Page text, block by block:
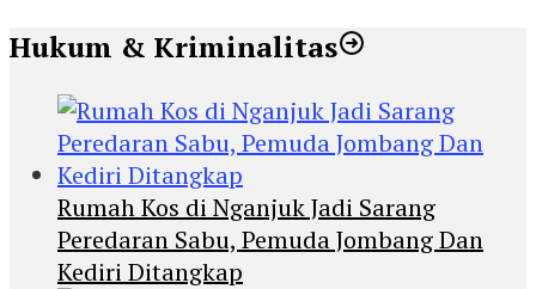
Hukum & Kriminalitas
Rumah Kos di Nganjuk Jadi Sarang
Peredaran Sabu, Pemuda Jombang Dan
Kediri Ditangkap